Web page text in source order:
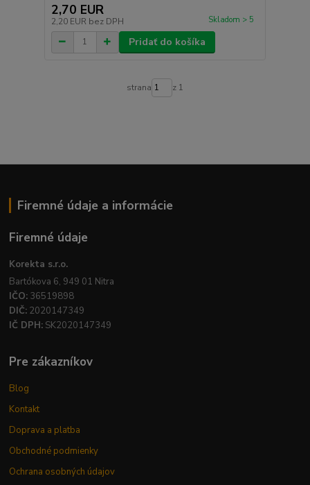
2,70 EUR
2,20 EUR bez DPH Skladom > 5
Pridať do košíka
strana z 1
Firemné údaje a informácie
Firemné údaje
Korekta s.r.o.
Bartókova 6, 949 01 Nitra
IČO: 36519898
DIČ: 2020147349
IČ DPH: SK2020147349
Pre zákazníkov
Blog
Kontakt
Doprava a platba
Obchodné podmienky
Ochrana osobných údajov